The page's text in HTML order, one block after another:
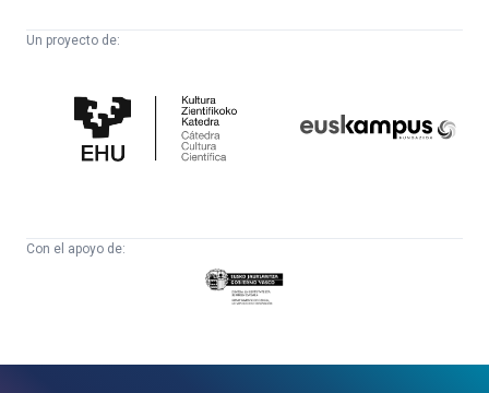
Un proyecto de:
Cultura
Científica
Con el apoyo de:
Eusko
Jaurlaritza